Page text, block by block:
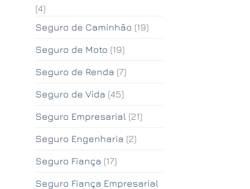
(4)
Seguro de Caminhão (19)
Seguro de Moto (19)
Seguro de Renda (7)
Seguro de Vida (45)
Seguro Empresarial (21)
Seguro Engenharia (2)
Seguro Fiança (17)
Seguro Fiança Empresarial